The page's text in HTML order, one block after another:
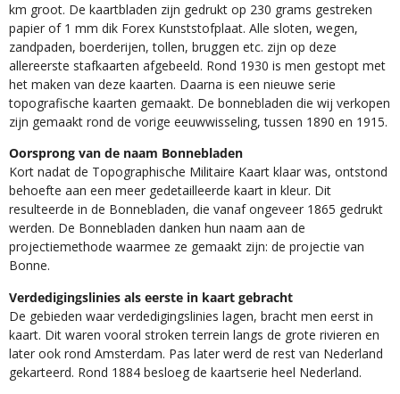
km groot. De kaartbladen zijn gedrukt op 230 grams gestreken
papier of 1 mm dik Forex Kunststofplaat. Alle sloten, wegen,
zandpaden, boerderijen, tollen, bruggen etc. zijn op deze
allereerste stafkaarten afgebeeld. Rond 1930 is men gestopt met
het maken van deze kaarten. Daarna is een nieuwe serie
topografische kaarten gemaakt. De bonnebladen die wij verkopen
zijn gemaakt rond de vorige eeuwwisseling, tussen 1890 en 1915.
Oorsprong van de naam Bonnebladen
Kort nadat de Topographische Militaire Kaart klaar was, ontstond
behoefte aan een meer gedetailleerde kaart in kleur. Dit
resulteerde in de Bonnebladen, die vanaf ongeveer 1865 gedrukt
werden. De Bonnebladen danken hun naam aan de
projectiemethode waarmee ze gemaakt zijn: de projectie van
Bonne.
Verdedigingslinies als eerste in kaart gebracht
De gebieden waar verdedigingslinies lagen, bracht men eerst in
kaart. Dit waren vooral stroken terrein langs de grote rivieren en
later ook rond Amsterdam. Pas later werd de rest van Nederland
gekarteerd. Rond 1884 besloeg de kaartserie heel Nederland.